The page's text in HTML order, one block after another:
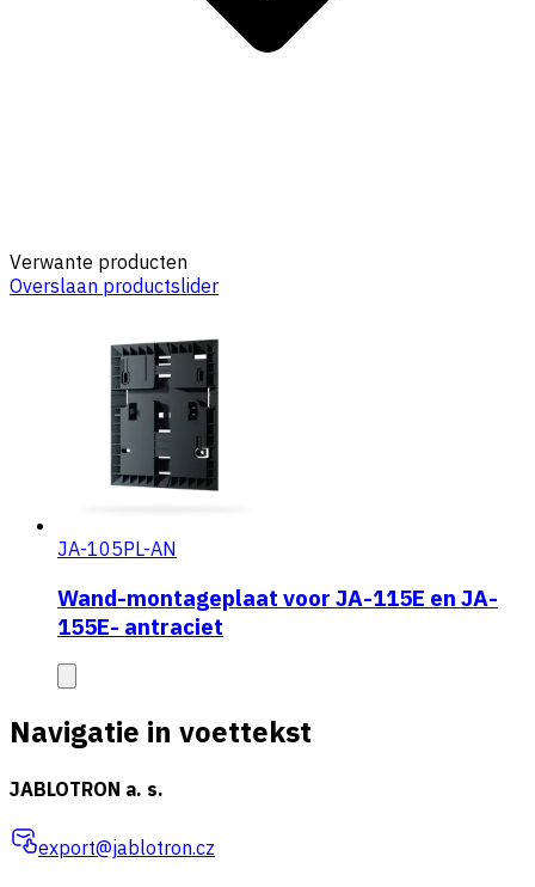
Verwante producten
Overslaan productslider
JA-105PL-AN
Wand-montageplaat voor JA-115E en JA-
155E- antraciet
Navigatie in voettekst
JABLOTRON a. s.
export@jablotron.cz